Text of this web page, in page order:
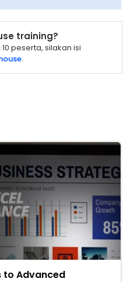
training?
peserta, silakan isi
.
to Advanced